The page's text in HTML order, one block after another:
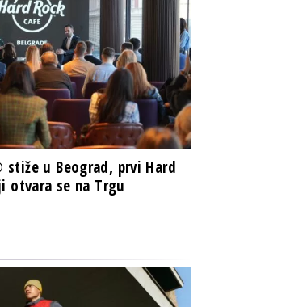
stiže u Beograd, prvi Hard
otvara se na Trgu